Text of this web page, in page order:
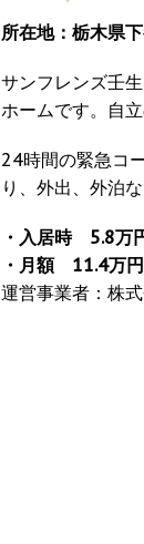
所在地：栃木県
サンフレンズ壬
ホームです。自
24時間の緊急コ
り、外出、外泊
・入居時 5.8万
・月額 11.4万
運営事業者：株